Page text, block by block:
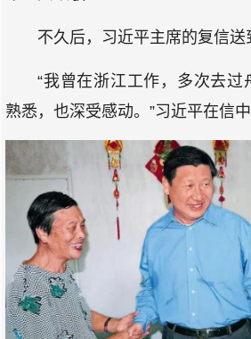
不久后，习近平主席的复信送
“我曾在浙江工作，多次去过
熟悉，也深受感动。”习近平在信中